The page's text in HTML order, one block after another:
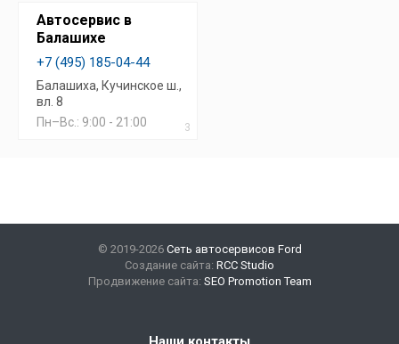
3
Автосервис в
Балашихе
+7 (495) 185-04-44
Балашиха, Кучинское ш.,
вл. 8
Пн–Вс.: 9:00 - 21:00
© 2019-2026 Сеть автосервисов Ford
Создание сайта: RCC Studio
Продвижение сайта: SEO Promotion Team